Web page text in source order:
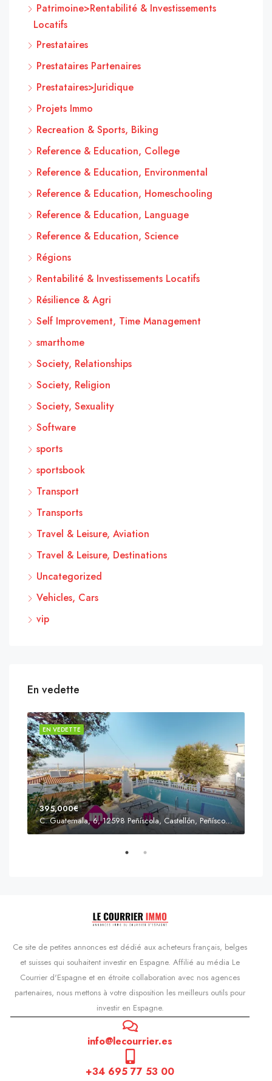
Patrimoine>Rentabilité & Investissements
Locatifs
Prestataires
Prestataires Partenaires
Prestataires>Juridique
Projets Immo
Recreation & Sports, Biking
Reference & Education, College
Reference & Education, Environmental
Reference & Education, Homeschooling
Reference & Education, Language
Reference & Education, Science
Régions
Rentabilité & Investissements Locatifs
Résilience & Agri
Self Improvement, Time Management
smarthome
Society, Relationships
Society, Religion
Society, Sexuality
Software
sports
sportsbook
Transport
Transports
Travel & Leisure, Aviation
Travel & Leisure, Destinations
Uncategorized
Vehicles, Cars
vip
En vedette
EN VEDETTE
395,000€
C. Guatemala, 6, 12598 Peñíscola, Castellón, Peñíscola, Communauté valencienne
Ce site de petites annonces est dédié aux acheteurs français, belges
et suisses qui souhaitent investir en Espagne. Affilié au média Le
Courrier d'Espagne et en étroite collaboration avec nos agences
partenaires, nous mettons à votre disposition les meilleurs outils pour
investir en Espagne.
info@lecourrier.es
+34 695 77 53 00